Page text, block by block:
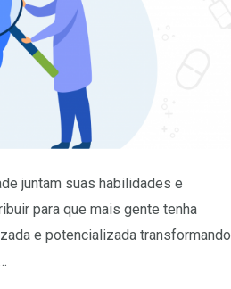
juntam suas habilidades e
para que mais gente tenha
e potencializada transformando